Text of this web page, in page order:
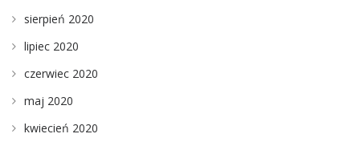
sierpień 2020
lipiec 2020
czerwiec 2020
maj 2020
kwiecień 2020